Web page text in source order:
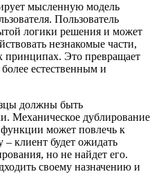
мысленную модель
Пользователь
логики решения и может
незнакомые части,
принципах. Это превращает
естественным и
должны быть
Механическое дублирование
может повлечь к
клиент будет ожидать
но не найдет его.
своему назначению и